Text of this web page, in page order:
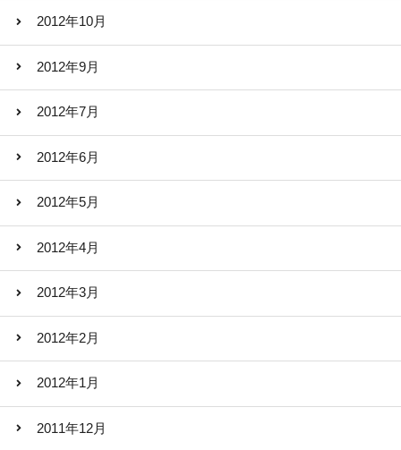
2012年10月
2012年9月
2012年7月
2012年6月
2012年5月
2012年4月
2012年3月
2012年2月
2012年1月
2011年12月